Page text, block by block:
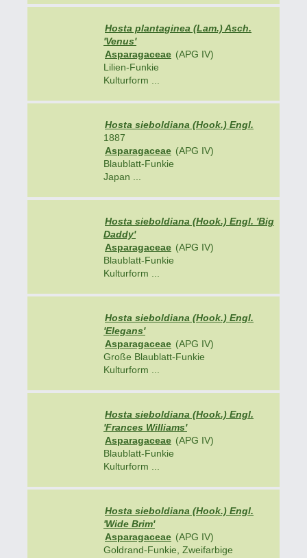
Hosta plantaginea (Lam.) Asch.
'Venus'
Asparagaceae (APG IV)
Lilien-Funkie
Kulturform ...
Hosta sieboldiana (Hook.) Engl.
1887
Asparagaceae (APG IV)
Blaublatt-Funkie
Japan ...
Hosta sieboldiana (Hook.) Engl. 'Big
Daddy'
Asparagaceae (APG IV)
Blaublatt-Funkie
Kulturform ...
Hosta sieboldiana (Hook.) Engl.
'Elegans'
Asparagaceae (APG IV)
Große Blaublatt-Funkie
Kulturform ...
Hosta sieboldiana (Hook.) Engl.
'Frances Williams'
Asparagaceae (APG IV)
Blaublatt-Funkie
Kulturform ...
Hosta sieboldiana (Hook.) Engl.
'Wide Brim'
Asparagaceae (APG IV)
Goldrand-Funkie, Zweifarbige